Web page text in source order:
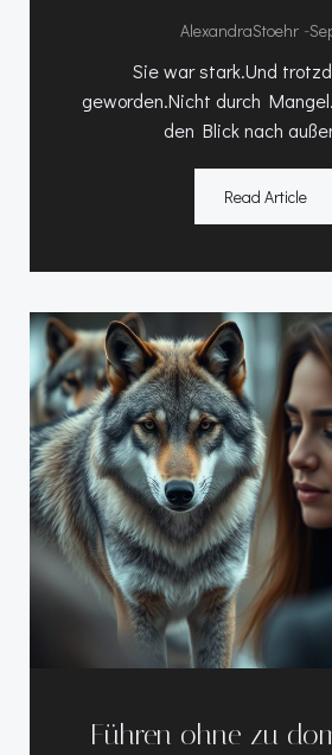
AlexandraStoehr -
Sie war stark.Und
geworden.Nicht durch
den Blick nach
Read Article
Führen ohne zu